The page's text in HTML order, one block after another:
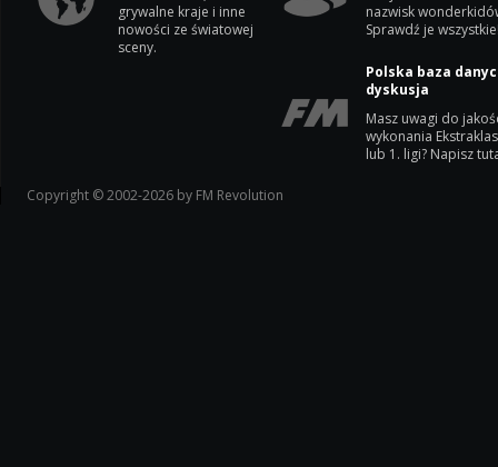
grywalne kraje i inne
nowości ze światowej
sceny.
nazwisk
Sprawdź je
Polska baza
dyskusja
Masz uwagi do
wykonania
lub 1. ligi? Napisz
Copyright © 2002-2026 by FM Revolution